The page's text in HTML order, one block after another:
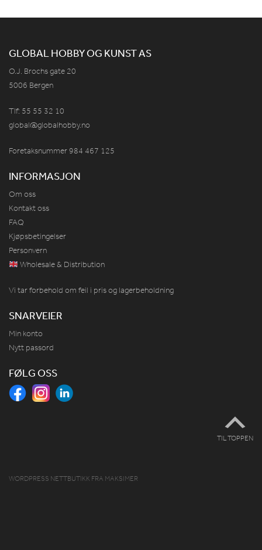
GLOBAL HOBBY OG KUNST AS
O.J. Brochs gate 20
5006 Bergen
Tlf: 55 55 32 10
global@globalhobby.no
Foretaksnummer 984 467 125
INFORMASJON
Om oss
Kontakt oss
FAQ
Kjøpsbetingelser
Personvern
Wholesale & Distribution
Vi tar forbehold om feil i pris og lagerbeholdning
SNARVEIER
Min konto
Nytt passord
FØLG OSS
TIL TOPPEN
WORDPRESS NETTBUTIKK FRA MAKSIMER